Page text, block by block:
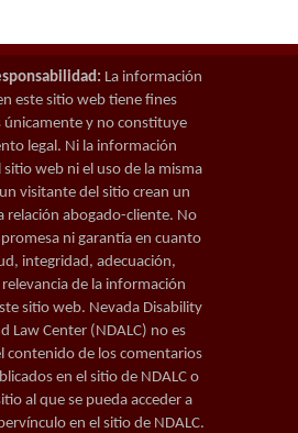
La información
este sitio web tiene fines
y no constituye
legal. Ni la información
web ni el uso de la misma
visitante del sitio crean un
relación abogado-cliente. No
ni garantía en cuanto
integridad, adecuación,
de la información
sitio web. Nevada Disability
Law Center (NDALC) no es
contenido de los comentarios
en el sitio de NDALC o
al que se pueda acceder a
en el sitio de NDALC.